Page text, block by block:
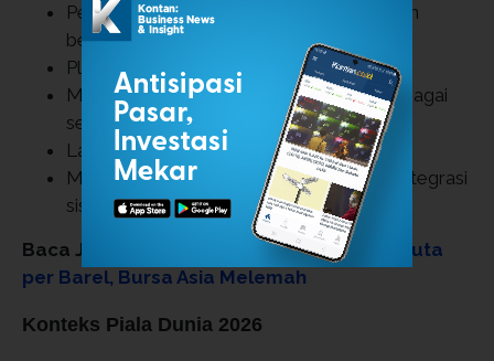
Pengembangan dan implementasi layanan
berbasis teknologi.
Platform dan layanan digital
Mendukung transformasi digital bagi berbagai
segmen pengguna.
Layanan pendukung ekosistem digital
Mencakup pengembangan aplikasi dan integrasi
sistem.
Baca Juga:
Harga Minyak Naik ke Rp1,66 Juta
per Barel, Bursa Asia Melemah
Konteks Piala Dunia 2026